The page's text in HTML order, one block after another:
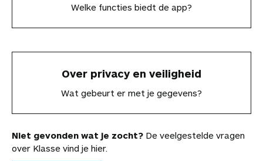
Welke functies biedt de app?
Over privacy en veiligheid
Wat gebeurt er met je gegevens?
Niet gevonden wat je zocht? De veelgestelde vragen
over Klasse vind je hier.